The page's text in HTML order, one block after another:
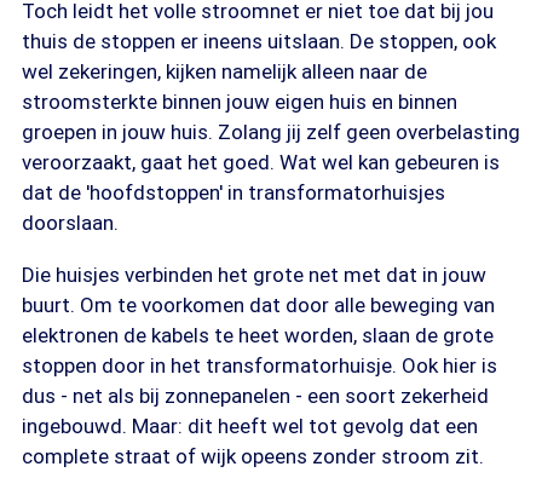
Toch leidt het volle stroomnet er niet toe dat bij jou
thuis de stoppen er ineens uitslaan. De stoppen, ook
wel zekeringen, kijken namelijk alleen naar de
stroomsterkte binnen jouw eigen huis en binnen
groepen in jouw huis. Zolang jij zelf geen overbelasting
veroorzaakt, gaat het goed. Wat wel kan gebeuren is
dat de 'hoofdstoppen' in transformatorhuisjes
doorslaan.
Die huisjes verbinden het grote net met dat in jouw
buurt. Om te voorkomen dat door alle beweging van
elektronen de kabels te heet worden, slaan de grote
stoppen door in het transformatorhuisje. Ook hier is
dus - net als bij zonnepanelen - een soort zekerheid
ingebouwd. Maar: dit heeft wel tot gevolg dat een
complete straat of wijk opeens zonder stroom zit.